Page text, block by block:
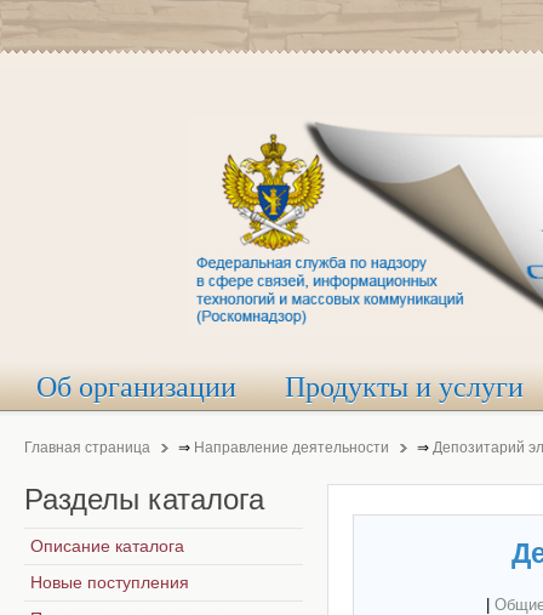
Об организации Продукты и услуги
Главная страница ⇒ Направление деятельности ⇒ Депозитарий
Разделы каталога
Описание каталога
Новые поступления